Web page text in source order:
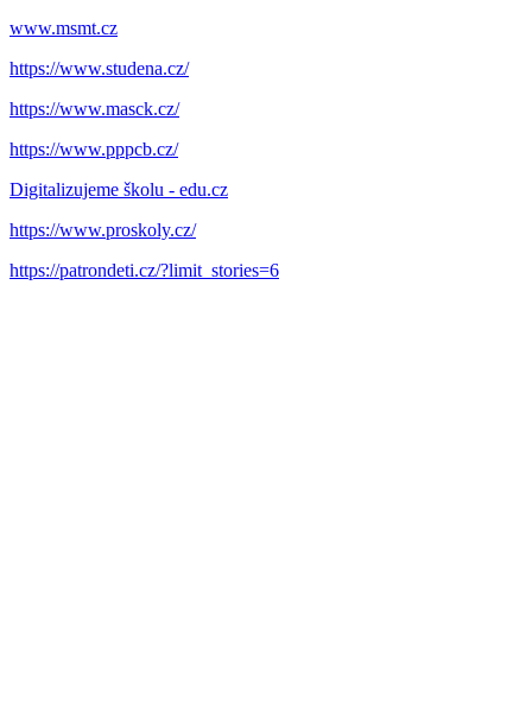
www.msmt.cz
https://www.studena.cz/
https://www.masck.cz/
https://www.pppcb.cz/
Digitalizujeme školu - edu.cz
https://www.proskoly.cz/
https://patrondeti.cz/?limit_stories=6